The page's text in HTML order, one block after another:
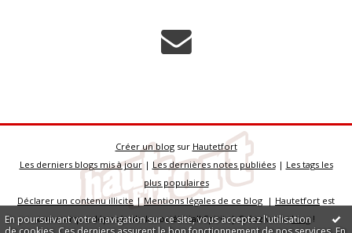
En poursuivant votre navigation sur ce site, vous acceptez l'utilisation
Créer un blogsur Hautetfort
Les derniers blogs mis à jour| Les dernières notes publiées| Les tags les
plus populaires
Déclarer un contenu illicite |Mentions légales de ce blog | Hautetfort est
une marque déposée de la société talkSpirit | Créez votreblog !